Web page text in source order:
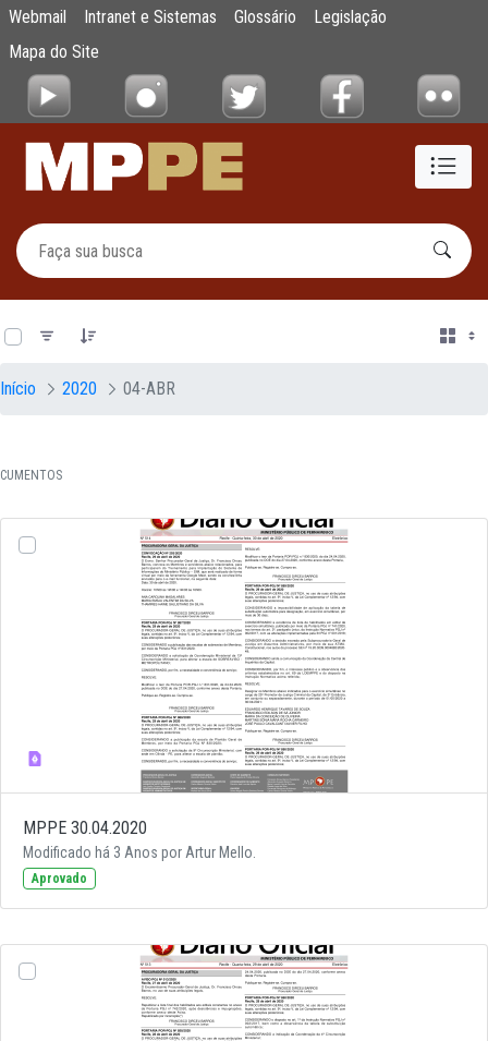
Pular para o Conteúdo principal
Documentos
Webmail Intranet e Sistemas Glossário
Legislação
Mapa do Site
Início 2020 04-ABR
MPPE 30.04.2020
Modificado há 3 Anos por Artur Mello.
Aprovado